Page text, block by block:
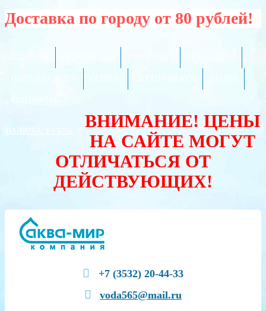
Доставка по городу от 80 рублей!
ВАЛЮТА:
ВНИМАНИЕ! ЦЕНЫ
НА САЙТЕ МОГУТ
ОТЛИЧАТЬСЯ ОТ
ДЕЙСТВУЮЩИХ!
+7 (3532) 20-44-33
voda565@mail.ru